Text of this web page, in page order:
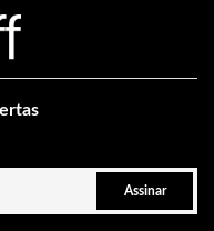
Assinar